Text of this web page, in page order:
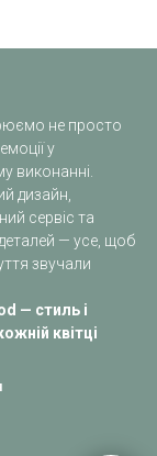
не просто
у
виконанні.
дизайн,
сервіс та
— усе, щоб
звучали
— стиль і
квітці